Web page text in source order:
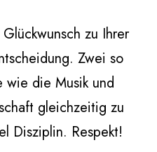
zu Ihrer
Zwei so
die Musik und
gleichzeitig zu
Disziplin. Respekt!